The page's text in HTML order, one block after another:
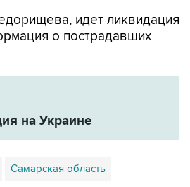
идет ликвидация
о пострадавших
на Украине
Самарская область